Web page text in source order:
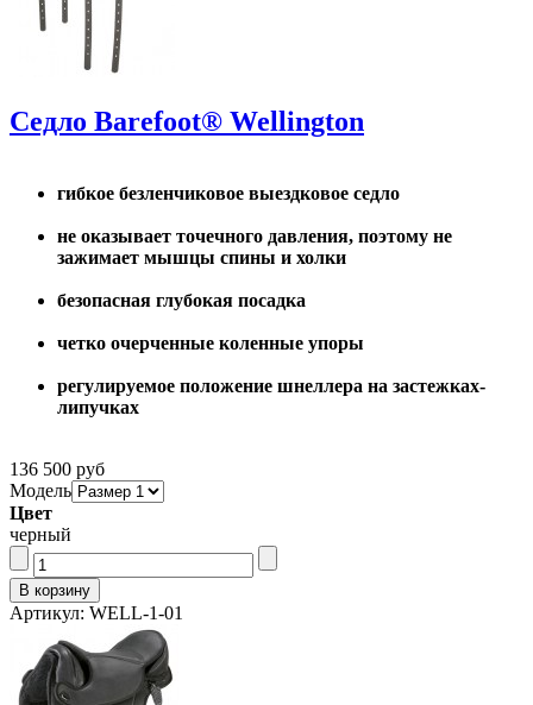
Седло Barefoot® Wellington
гибкое безленчиковое выездковое седло
не оказывает точечного давления, поэтому не
зажимает мышцы спины и холки
безопасная глубокая посадка
четко очерченные коленные упоры
регулируемое положение шнеллера на застежках-
липучках
136 500 руб
Модель
Цвет
черный
Артикул: WELL-1-01